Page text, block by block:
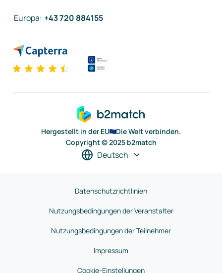
Europa: +43 720 884155
Hergestellt in der EU
Die Welt verbinden.
Copyright © 2025 b2match
Deutsch
Datenschutzrichtlinien
Nutzungsbedingungen der Veranstalter
Nutzungsbedingungen der Teilnehmer
Impressum
Cookie-Einstellungen